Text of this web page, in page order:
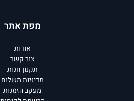
מפת אתר
אודות
צור קשר
תקנון חנות
מדיניות משלוח
מעקב הזמנות